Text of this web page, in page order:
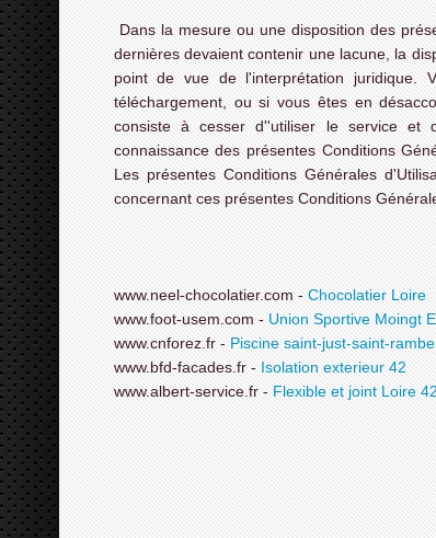
Dans la mesure ou une disposition des
dernières devaient contenir une lacune, la
point de vue de l'interprétation juridique.
téléchargement, ou si vous êtes en
consiste à cesser d''utiliser le service et
connaissance des présentes Conditions
Les présentes Conditions Générales
concernant ces présentes Conditions
www.neel-chocolatier.com -Chocolatier Loire
www.foot-usem.com -Union Sportive Moingt
www.cnforez.fr -Piscine saint-just-saint-
www.bfd-facades.fr -Isolation exterieur 42
www.albert-service.fr -Flexible et joint Loire 42